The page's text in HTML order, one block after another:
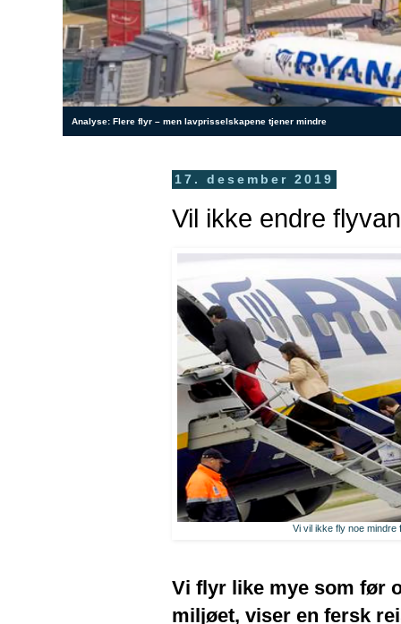
Analyse: Flere flyr – men lavprisselskapene tjener mindre
17. desember 2019
Vil ikke endre
Vi vil ikke fly noe
Vi flyr like mye som før
miljøet, viser en fersk